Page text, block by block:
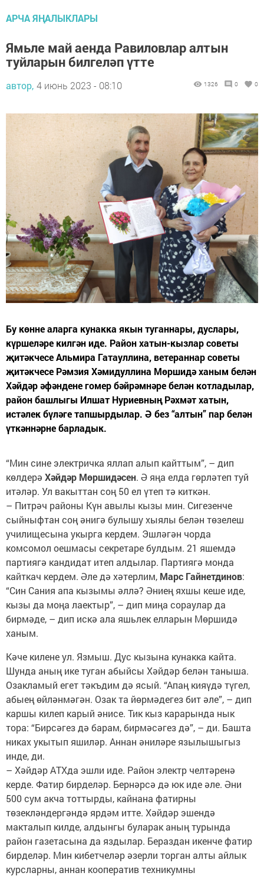
АРЧА ЯҢАЛЫКЛАРЫ
Ямьле май аенда Равиловлар алтын
туйларын билгеләп үтте
автор, 4 июнь 2023 - 08:10 1326 0 0
Бу көнне аларга кунакка якын туганнары, дуслары,
күршеләре килгән иде. Район хатын-кызлар советы
җитәкчесе Альмира Гатауллина, ветераннар советы
җитәкчесе Рәмзия Хәмидуллина Мөршидә ханым белән
Хәйдәр әфәндене гомер бәйрәмнәре белән котладылар,
район башлыгы Илшат Нуриевның Рәхмәт хатын,
истәлек бүләге тапшырдылар. Ә без “алтын” пар белән
үткәннәрне барладык.
“Мин сине электричка яллап алып кайттым”, – дип
көлдерә Хәйдәр Мөршидәсен. Ә яңа елда гөрләтеп туй
итәләр. Ул вакыттан соң 50 ел үтеп тә киткән.
– Питрәч районы Күн авылы кызы мин. Сигезенче
сыйныфтан соң әнигә булышу хыялы белән төзелеш
училищесына укырга кердем. Эшләгән чорда
комсомол оешмасы секретаре булдым. 21 яшемдә
партиягә кандидат итеп алдылар. Партиягә монда
кайткач кердем. Әле дә хәтерлим, Марс Гайнетдинов:
“Син Сания апа кызымы әллә? Әниең яхшы кеше иде,
кызы да моңа лаектыр”, – дип миңа сораулар да
бирмәде, – дип искә ала яшьлек елларын Мөршидә
ханым.
Кәче килене ул. Язмыш. Дус кызына кунакка кайта.
Шунда аның ике туган абыйсы Хәйдәр белән таныша.
Озакламый егет тәкъдим дә ясый. “Апаң кияүдә түгел,
абыең өйләнмәгән. Озак та йөрмәдегез бит әле”, – дип
каршы килеп карый әнисе. Тик кыз карарында нык
тора: “Бирсәгез дә барам, бирмәсәгез дә”, – ди. Башта
никах укытып яшиләр. Аннан әниләре язылышыгыз
инде, ди.
– Хәйдәр АТХда эшли иде. Район электр челтәренә
керде. Фатир бирделәр. Бернәрсә дә юк иде әле. Әни
500 сум акча тоттырды, кайнана фатирны
төзекләндергәндә ярдәм итте. Хәйдәр эшендә
макталып килде, алдынгы буларак аның турында
район газетасына да яздылар. Бераздан икенче фатир
бирделәр. Мин кибетчеләр әзерли торган алты айлык
курсларны, аннан кооператив техникумны